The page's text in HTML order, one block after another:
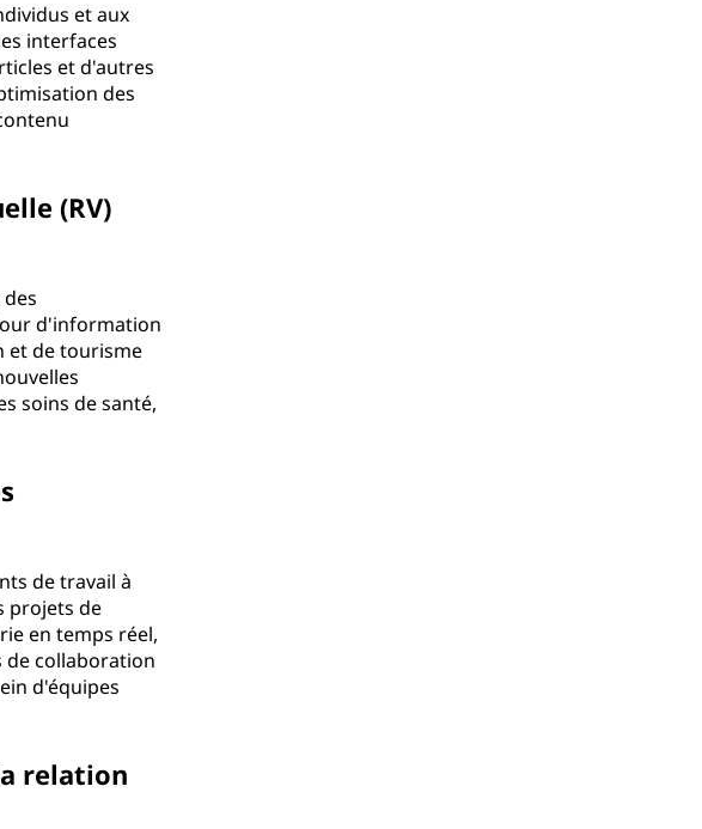
et aux
interfaces
et d'autres
des
(RV)
d'information
et de tourisme
soins de santé,
de travail à
projets de
en temps réel,
de collaboration
d'équipes
relation